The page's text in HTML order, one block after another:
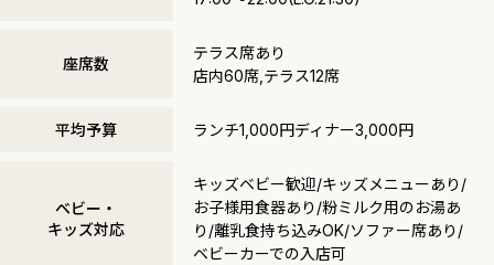
座席数
テラス席あり
店内60席,テラス12席
平均予算 ランチ1,000円ディナー3,000円
ベビー・
キッズ対応
キッズベビー歓迎/キッズメニューあり/
お子様用食器あり/粉ミルク用のお湯あ
り/離乳食持ち込みOK/ソファー席あり/
ベビーカーでの入店可